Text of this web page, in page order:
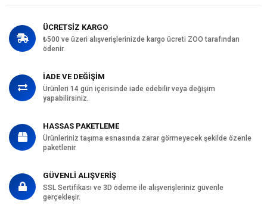
ÜCRETSİZ KARGO
₺500 ve üzeri alışverişlerinizde kargo ücreti ZOO tarafından
ödenir.
İADE VE DEĞİŞİM
Ürünleri 14 gün içerisinde iade edebilir veya değişim
yapabilirsiniz.
HASSAS PAKETLEME
Ürünleriniz taşıma esnasında zarar görmeyecek şekilde özenle
paketlenir.
GÜVENLİ ALIŞVERİŞ
SSL Sertifikası ve 3D ödeme ile alışverişleriniz güvenle
gerçekleşir.